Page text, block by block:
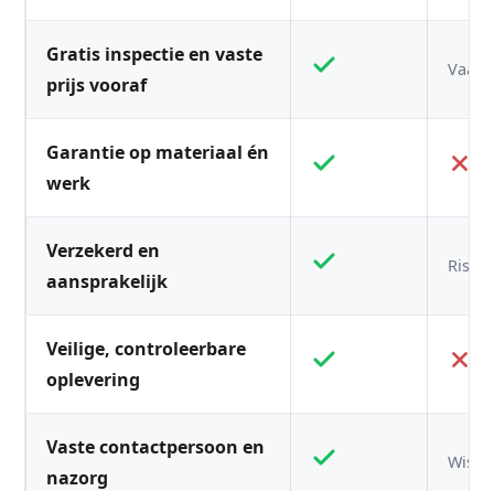
Gratis inspectie en vaste
prijs vooraf
Vaak
Garantie op materiaal én
werk
Verzekerd en
aansprakelijk
Veilige, controleerbare
oplevering
Vaste contactpersoon en
nazorg